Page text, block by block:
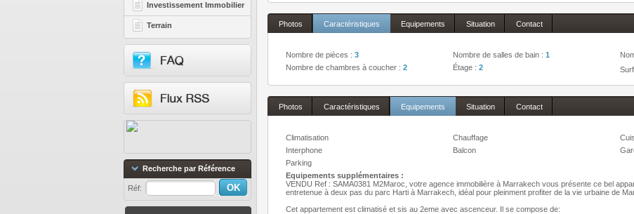
Investissement Immobilier
Terrain
Recherche par Référence
Réf:
Photos Caractéristiques Equipements Situation Contact
Nombre de pièces : 3 Nombre de salles de bain : 1
Nombre de chambres à coucher : 2 Étage : 2
Photos Caractéristiques Equipements Situation Contact
Climatisation Chauffage
Interphone
Balcon
Parking
Equipements supplémentaires :
VENDU Ref : SAMA0381 M2Maroc, votre agence immobilière à Marrakech vous présente ce bel
entretenue à deux pas du parc Harti à Marrakech, idéal pour pleinment profiter de la vie urbaine de
Cet appartement est climatisé et sis au 2eme avec ascenceur. Il se compose de: